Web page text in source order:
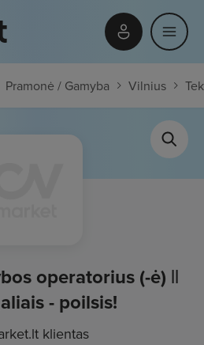
Pramonė / Gamyba Vilnius
operatorius (-ė) ||
- poilsis!
klientas